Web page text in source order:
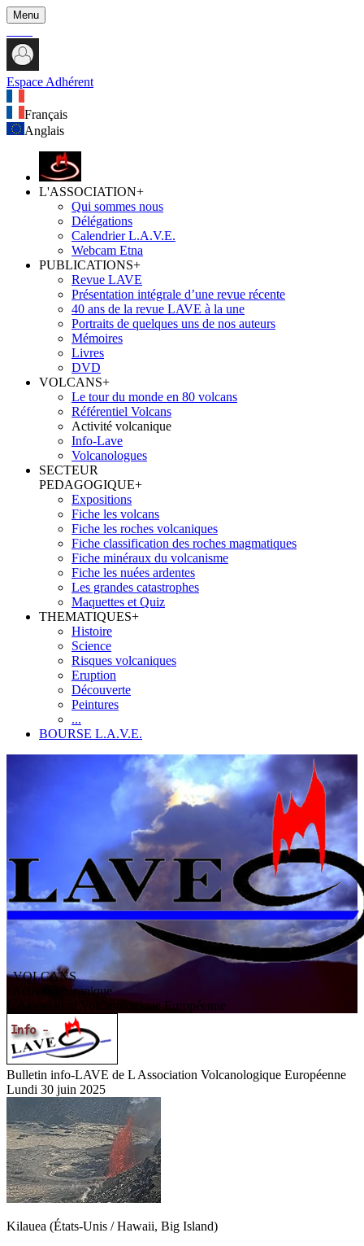
Menu
Espace Adhérent
Français
Anglais
L'ASSOCIATION+
Qui sommes nous
Délégations
Calendrier L.A.V.E.
Webcam Etna
PUBLICATIONS+
Revue LAVE
Présentation intégrale d’une revue récente
40 ans de la revue LAVE à la une
Portraits de quelques uns de nos auteurs
Mémoires
Livres
DVD
VOLCANS+
Le tour du monde en 80 volcans
Référentiel Volcans
Activité volcanique
Info-Lave
Volcanologues
SECTEUR
PEDAGOGIQUE+
Expositions
Fiche les volcans
Fiche les roches volcaniques
Fiche classification des roches magmatiques
Fiche minéraux du volcanisme
Fiche les nuées ardentes
Les grandes catastrophes
Maquettes et Quiz
THEMATIQUES+
Histoire
Science
Risques volcaniques
Eruption
Découverte
Peintures
...
BOURSE L.A.V.E.
VOLCANS
/ Activité volcanique
ssociation V olcanologiqueEuropéenne
Bulletin info-LAVE de L Association Volcanologique Européenne
Lundi 30 juin 2025
Kilauea (États-Unis / Hawaii, Big Island)